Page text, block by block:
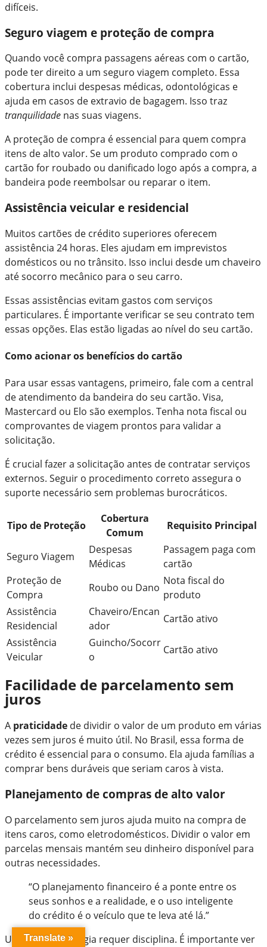
difíceis.
Seguro viagem e proteção de compra
Quando você compra passagens aéreas com o cartão,
pode ter direito a um seguro viagem completo. Essa
cobertura inclui despesas médicas, odontológicas e
ajuda em casos de extravio de bagagem. Isso traz
tranquilidade nas suas viagens.
A proteção de compra é essencial para quem compra
itens de alto valor. Se um produto comprado com o
cartão for roubado ou danificado logo após a compra, a
bandeira pode reembolsar ou reparar o item.
Assistência veicular e residencial
Muitos cartões de crédito superiores oferecem
assistência 24 horas. Eles ajudam em imprevistos
domésticos ou no trânsito. Isso inclui desde um chaveiro
até socorro mecânico para o seu carro.
Essas assistências evitam gastos com serviços
particulares. É importante verificar se seu contrato tem
essas opções. Elas estão ligadas ao nível do seu cartão.
Como acionar os benefícios do cartão
Para usar essas vantagens, primeiro, fale com a central
de atendimento da bandeira do seu cartão. Visa,
Mastercard ou Elo são exemplos. Tenha nota fiscal ou
comprovantes de viagem prontos para validar a
solicitação.
É crucial fazer a solicitação antes de contratar serviços
externos. Seguir o procedimento correto assegura o
suporte necessário sem problemas burocráticos.
Tipo de Proteção
Cobertura
Comum
Requisito Principal
Seguro Viagem
Despesas
Médicas
Passagem paga com
cartão
Proteção de
Compra
Roubo ou Dano
Nota fiscal do
produto
Assistência
Residencial
Chaveiro/Encan
ador
Cartão ativo
Assistência
Veicular
Guincho/Socorr
o
Cartão ativo
Facilidade de parcelamento sem
juros
A praticidade de dividir o valor de um produto em várias
vezes sem juros é muito útil. No Brasil, essa forma de
crédito é essencial para o consumo. Ela ajuda famílias a
comprar bens duráveis que seriam caros à vista.
Planejamento de compras de alto valor
O parcelamento sem juros ajuda muito na compra de
itens caros, como eletrodomésticos. Dividir o valor em
parcelas mensais mantém seu dinheiro disponível para
outras necessidades.
“O planejamento financeiro é a ponte entre os
seus sonhos e a realidade, e o uso inteligente
do crédito é o veículo que te leva até lá.”
Usar essa estratégia requer disciplina. É importante ver
Translate »